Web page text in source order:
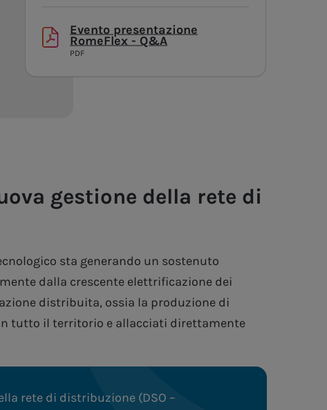
Evento presentazione
RomeFlex - Q&A
PDF
gestione della rete di
sta generando un sostenuto
dalla crescente elettrificazione dei
distribuita, ossia la produzione di
tutto il territorio e allacciati direttamente
rete di distribuzione (DSO –